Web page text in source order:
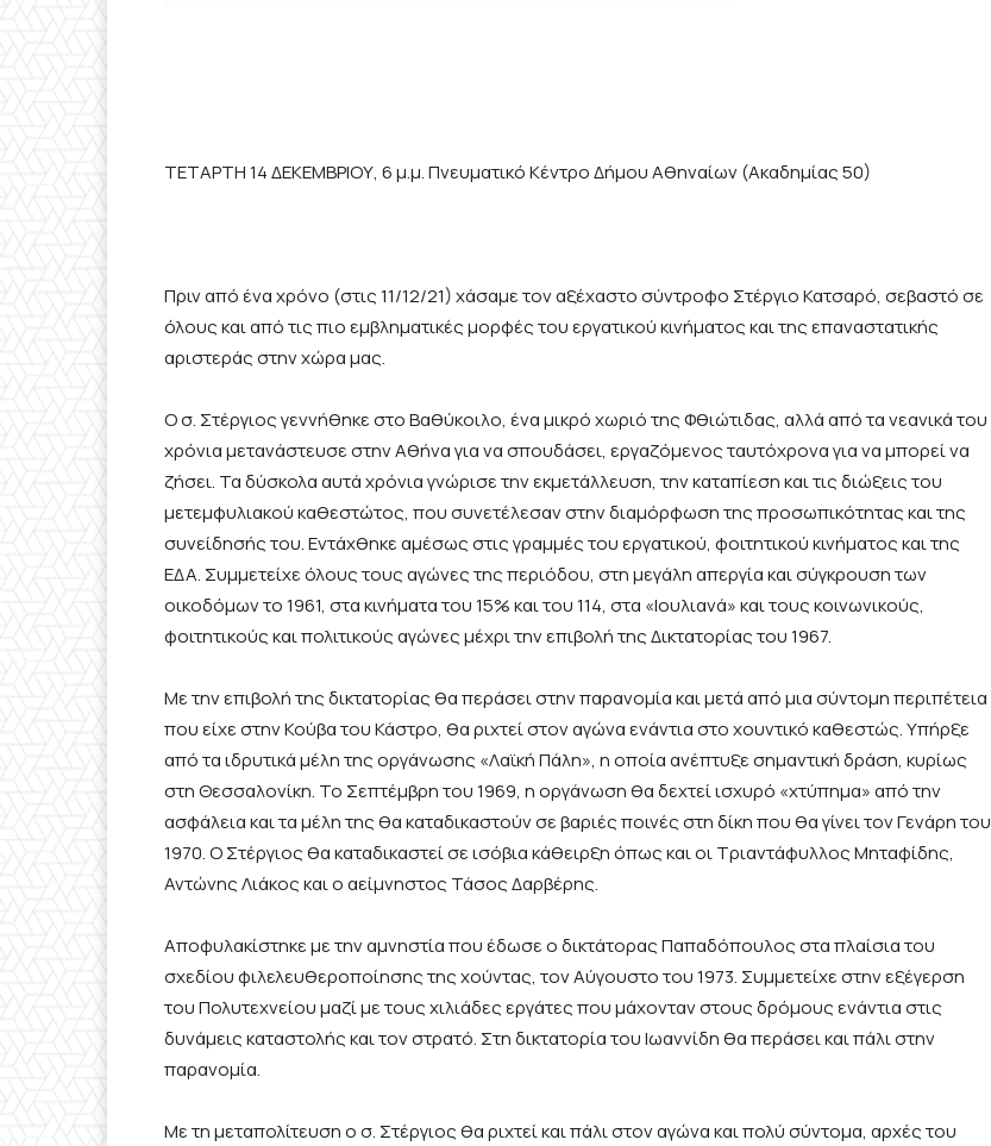
ΤΕΤΑΡΤΗ 14 ΔΕΚΕΜΒΡΙΟΥ, 6 μ.μ. Πνευματικό Κέντρο Δήμου Αθηναίων (Ακαδημίας 50)
Πριν από ένα χρόνο (στις 11/12/21) χάσαμε τον αξέχαστο σύντροφο Στέργιο Κατσαρό, σεβαστό σε
όλους και από τις πιο εμβληματικές μορφές του εργατικού κινήματος και της επαναστατικής
αριστεράς στην χώρα μας.
Ο σ. Στέργιος γεννήθηκε στο Βαθύκοιλο, ένα μικρό χωριό της Φθιώτιδας, αλλά από τα νεανικά του
χρόνια μετανάστευσε στην Αθήνα για να σπουδάσει, εργαζόμενος ταυτόχρονα για να μπορεί να
ζήσει. Τα δύσκολα αυτά χρόνια γνώρισε την εκμετάλλευση, την καταπίεση και τις διώξεις του
μετεμφυλιακού καθεστώτος, που συνετέλεσαν στην διαμόρφωση της προσωπικότητας και της
συνείδησής του. Εντάχθηκε αμέσως στις γραμμές του εργατικού, φοιτητικού κινήματος και της
ΕΔΑ. Συμμετείχε όλους τους αγώνες της περιόδου, στη μεγάλη απεργία και σύγκρουση των
οικοδόμων το 1961, στα κινήματα του 15% και του 114, στα «Ιουλιανά» και τους κοινωνικούς,
φοιτητικούς και πολιτικούς αγώνες μέχρι την επιβολή της Δικτατορίας του 1967.
Με την επιβολή της δικτατορίας θα περάσει στην παρανομία και μετά από μια σύντομη περιπέτεια
που είχε στην Κούβα του Κάστρο, θα ριχτεί στον αγώνα ενάντια στο χουντικό καθεστώς. Υπήρξε
από τα ιδρυτικά μέλη της οργάνωσης «Λαϊκή Πάλη», η οποία ανέπτυξε σημαντική δράση, κυρίως
στη Θεσσαλονίκη. Το Σεπτέμβρη του 1969, η οργάνωση θα δεχτεί ισχυρό «χτύπημα» από την
ασφάλεια και τα μέλη της θα καταδικαστούν σε βαριές ποινές στη δίκη που θα γίνει τον Γενάρη του
1970. Ο Στέργιος θα καταδικαστεί σε ισόβια κάθειρξη όπως και οι Τριαντάφυλλος Μηταφίδης,
Αντώνης Λιάκος και ο αείμνηστος Τάσος Δαρβέρης.
Αποφυλακίστηκε με την αμνηστία που έδωσε ο δικτάτορας Παπαδόπουλος στα πλαίσια του
σχεδίου φιλελευθεροποίησης της χούντας, τον Αύγουστο του 1973. Συμμετείχε στην εξέγερση
του Πολυτεχνείου μαζί με τους χιλιάδες εργάτες που μάχονταν στους δρόμους ενάντια στις
δυνάμεις καταστολής και τον στρατό. Στη δικτατορία του Ιωαννίδη θα περάσει και πάλι στην
παρανομία.
Με τη μεταπολίτευση ο σ. Στέργιος θα ριχτεί και πάλι στον αγώνα και πολύ σύντομα, αρχές του